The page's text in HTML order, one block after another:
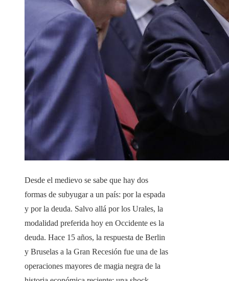
Desde el medievo se sabe que hay dos
formas de subyugar a un país: por la espada
y por la deuda. Salvo allá por los Urales, la
modalidad preferida hoy en Occidente es la
deuda. Hace 15 años, la respuesta de Berlin
y Bruselas a la Gran Recesión fue una de las
operaciones mayores de magia negra de la